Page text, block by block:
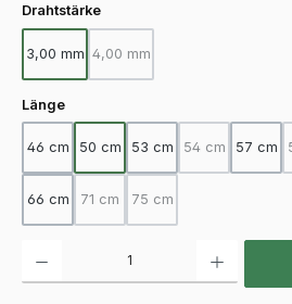
Drahtstärkeauswählen
3,00 mm 4,00 mm
(Diese Option ist zurzeit
Längeauswählen
46 cm 50 cm 53 cm 54 cm
(Diese Option
57 cm
66 cm 71 cm
(Diese Option ist zurzeit nicht
75 cm
(Diese Option ist